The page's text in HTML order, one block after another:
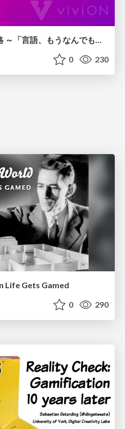
AI時代のPHPer生存戦略 ～「言語、もうなんでもよくない？」に本気で向き合う～
0 230
Life Gets Gamed
0 290